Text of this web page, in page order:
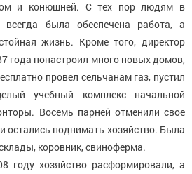
и конюшней. С тех пор людям в
всегда была обеспечена работа, а
жизнь. Кроме того, директор
года понастроил много новых домов,
провел сельчанам газ, пустил
учебный комплекс начальной
Восемь парней отменили свое
остались поднимать хозяйство. Была
коровник, свиноферма.
году хозяйство расформировали, а